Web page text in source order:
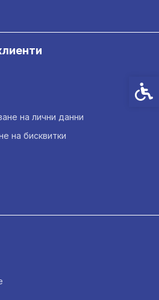
на лични данни
на бисквитки